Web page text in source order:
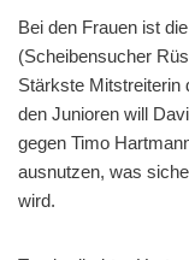
Bei den Frauen ist
(Scheibensucher
Stärkste Mitstreiterin
den Junioren will
gegen Timo
ausnutzen, was
wird.